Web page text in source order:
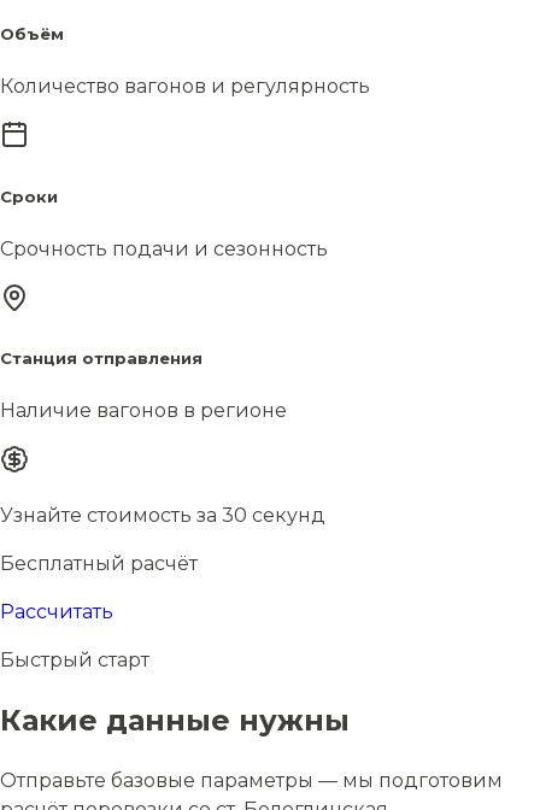
Объём
Количество вагонов и регулярность
Сроки
Срочность подачи и сезонность
Станция отправления
Наличие вагонов в регионе
Узнайте стоимость за 30 секунд
Бесплатный расчёт
Рассчитать
Быстрый старт
Какие данные нужны
Отправьте базовые параметры — мы подготовим